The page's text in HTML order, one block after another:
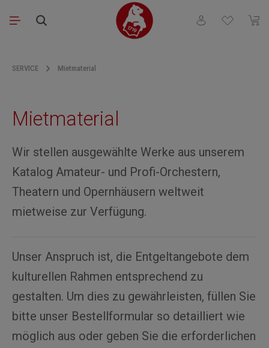
Zum Hauptinhalt springen
Du hast 0
SERVICE Mietmaterial
Mietmaterial
Wir stellen ausgewählte Werke aus unserem
Katalog Amateur- und Profi-Orchestern,
Theatern und Opernhäusern weltweit
mietweise zur Verfügung.
Unser Anspruch ist, die Entgeltangebote dem
kulturellen Rahmen entsprechend zu
gestalten. Um dies zu gewährleisten, füllen Sie
bitte unser Bestellformular so detailliert wie
möglich aus oder geben Sie die erforderlichen